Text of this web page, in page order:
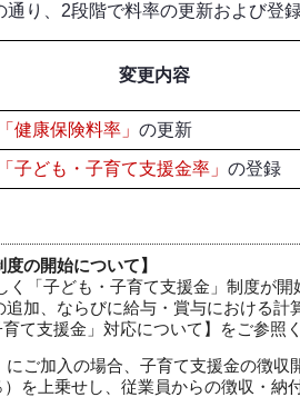
り、2段階で料率の更新および登録
変更内容
健康保険料率」 の更新
子ども・子育て支援金率」 の登録
の開始について】
く「子ども・子育て支援金」制度が
追加、ならびに給与・賞与における
て支援金」対応について】をご参照
ご加入の場合、子育て支援金の徴収
を上乗せし、従業員からの徴収・納